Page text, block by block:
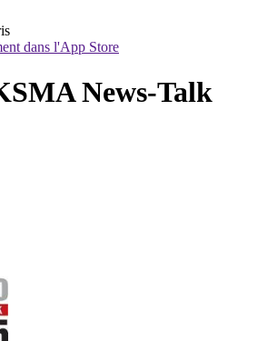
dans l'App Store
News-Talk